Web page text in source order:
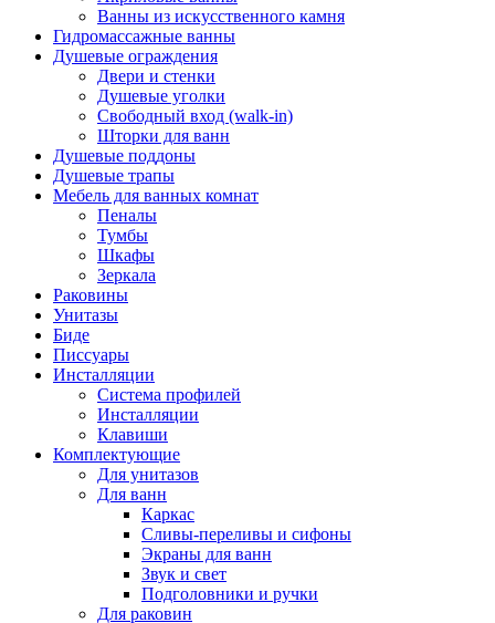
Ванны из искусственного камня
Гидромассажные ванны
Душевые ограждения
Двери и стенки
Душевые уголки
Свободный вход (walk-in)
Шторки для ванн
Душевые поддоны
Душевые трапы
Мебель для ванных комнат
Пеналы
Тумбы
Шкафы
Зеркала
Раковины
Унитазы
Биде
Писсуары
Инсталляции
Система профилей
Инсталляции
Клавиши
Комплектующие
Для унитазов
Для ванн
Каркас
Сливы-переливы и сифоны
Экраны для ванн
Звук и свет
Подголовники и ручки
Для раковин